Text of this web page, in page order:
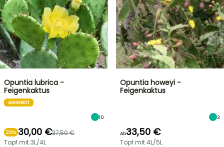
Opuntia lubrica -
Feigenkaktus
ANGEBOT
10
20% 30,00 €37,50 €
Topf mit 3L/4L
Opuntia howeyi -
Feigenkaktus
3
Ab33,50 €
Topf mit 4L/5L